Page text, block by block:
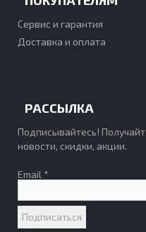
Сервис и гарантия
Доставка и оплата
РАССЫЛКА
Подписывайтесь!
новости, скидки, акции.
Email *